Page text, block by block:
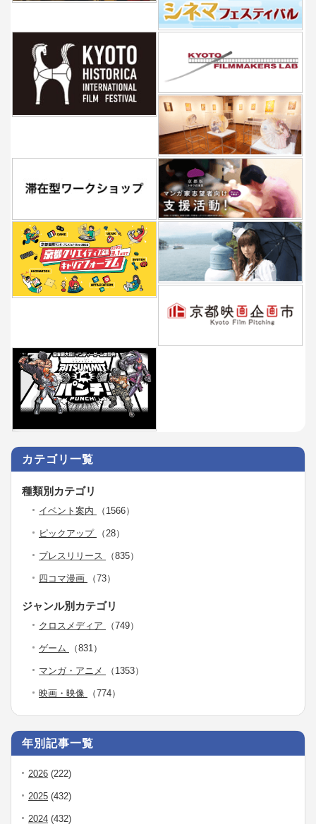
カテゴリ一覧
種類別カテゴリ
イベント案内 （1566）
ピックアップ （28）
プレスリリース （835）
四コマ漫画 （73）
ジャンル別カテゴリ
クロスメディア （749）
ゲーム （831）
マンガ・アニメ （1353）
映画・映像 （774）
年別記事一覧
2026 (222)
2025 (432)
2024 (432)